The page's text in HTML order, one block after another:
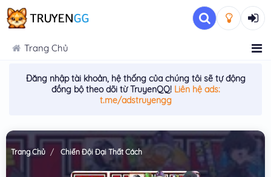
Trang Chủ
Đăng nhập tài khoản, hệ thống của chúng tôi sẽ tự động
đồng bộ theo dõi từ TruyenQQ! Liên hệ ads:
t.me/adstruyengg
Trang Chủ Chiến Đội Đại Thất Cách